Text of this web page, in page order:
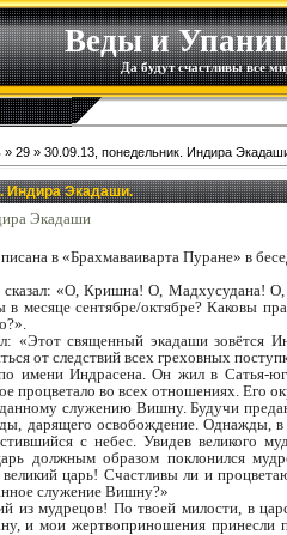
Веды и
Да будут счастливы все
» 29 » 30.09.13, понедельник. Индира
Индира Экадаши.
Экадаши
в «Брахмаваиварта Пуране» в
«О, Кришна! О, Мадхусудана! О,
месяце сентябре/октябре? Каковы
«Этот священный экадаши зовётся
от следствий всех греховных
имени Индрасена. Он жил в Сатья-
процветало во всех отношениях. Его
служению Вишну. Будучи
дарящего освобождение. Однажды, в
с небес. Увидев великого
должным образом поклонился
царь! Счастливы ли и
служение Вишну?»
из мудрецов! По твоей милости, в
и мои жертвоприношения